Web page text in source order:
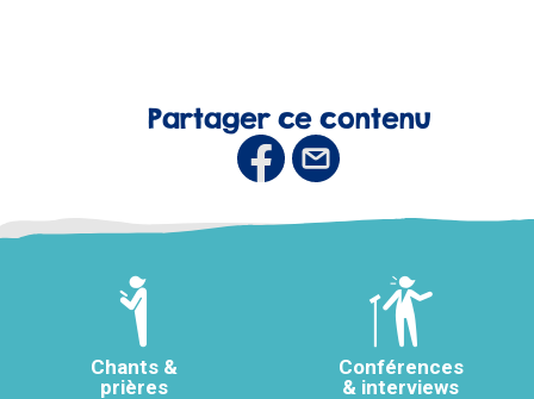
Partager ce contenu
Chants &
prières
Conférences
& interviews